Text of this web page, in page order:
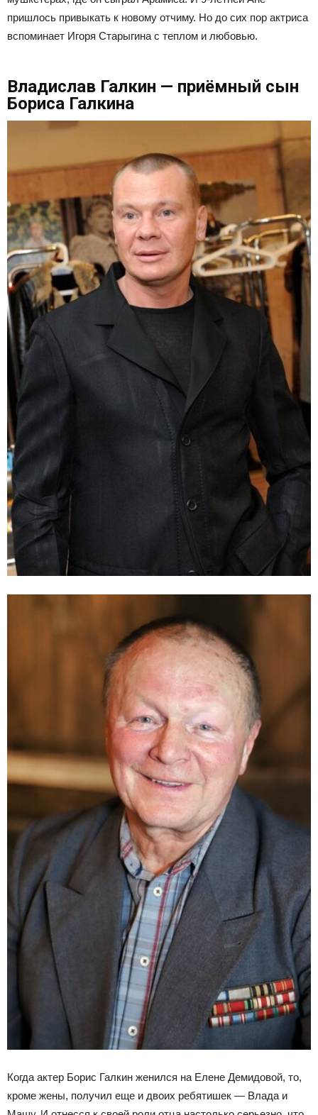
пришлось привыкать к новому отчиму. Но до сих пор актриса
вспоминает Игоря Старыгина с теплом и любовью.
Владислав Галкин — приёмный сын
Бориса Галкина
Когда актер Борис Галкин женился на Елене Демидовой, то,
кроме жены, получил еще и двоих ребятишек — Влада и